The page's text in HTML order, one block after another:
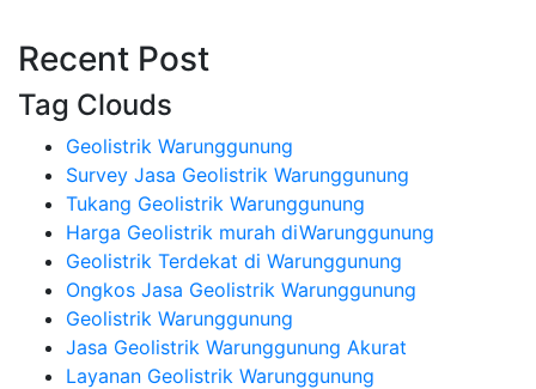
Recent Post
Tag Clouds
Geolistrik Warunggunung
Survey Jasa Geolistrik Warunggunung
Tukang Geolistrik Warunggunung
Harga Geolistrik murah diWarunggunung
Geolistrik Terdekat di Warunggunung
Ongkos Jasa Geolistrik Warunggunung
Geolistrik Warunggunung
Jasa Geolistrik Warunggunung Akurat
Layanan Geolistrik Warunggunung